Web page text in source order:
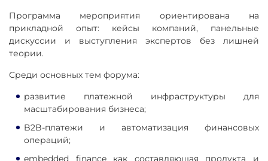
Программа мероприятия ориентирована на
прикладной опыт: кейсы компаний, панельные
дискуссии и выступления экспертов без лишней
теории.
Среди основных тем форума:
развитие платежной инфраструктуры для
масштабирования бизнеса;
B2B-платежи и автоматизация финансовых
операций;
embedded finance как составляющая продукта и